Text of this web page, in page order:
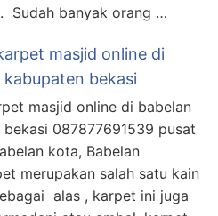
Sudah banyak orang …
masjid online di
bekasi
masjid online di babelan
087877691539 pusat
kota, Babelan
merupakan salah satu kain
alas , karpet ini juga